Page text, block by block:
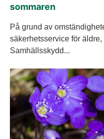
sommaren
På grund av
säkerhetsservice för
Samhällsskydd...